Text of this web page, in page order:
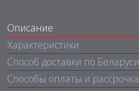
Описание
Характеристики
Способ доставки по Беларуси
Способы оплаты и рассрочка